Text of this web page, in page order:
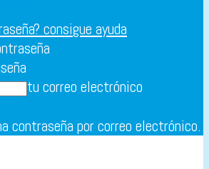
consigue ayuda
tu correo electrónico
contraseña por correo electrónico.